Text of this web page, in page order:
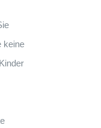
keine